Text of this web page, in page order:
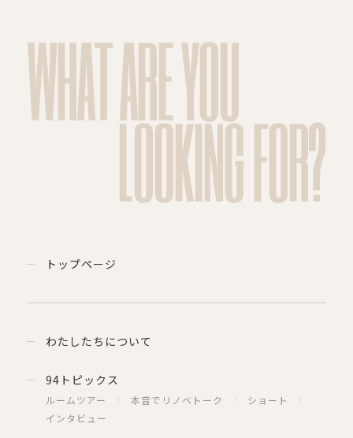
WHAT ARE YOU
LOOKING FOR?
トップページ
わたしたちについて
94トピックス
ルームツアー 本音でリノベトーク
ショート
インタビュー